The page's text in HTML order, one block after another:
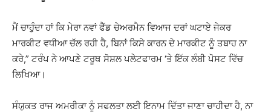
ਮੈਂ ਚਾਹੁੰਦਾ ਹਾਂ ਕਿ ਮੇਰਾ ਨਵਾਂ ਫੈੱਡ ਚੇਅਰਮੈਨ ਵਿਆਜ ਦਰਾਂ ਘਟਾਏ ਜੇਕਰ
ਮਾਰਕੀਟ ਵਧੀਆ ਚੱਲ ਰਹੀ ਹੈ, ਬਿਨਾਂ ਕਿਸੇ ਕਾਰਨ ਦੇ ਮਾਰਕੀਟ ਨੂੰ ਤਬਾਹ ਨਾ
ਕਰੇ,” ਟਰੰਪ ਨੇ ਆਪਣੇ ਟਰੂਥ ਸੋਸ਼ਲ ਪਲੇਟਫਾਰਮ ‘ਤੇ ਇੱਕ ਲੰਬੀ ਪੋਸਟ ਵਿੱਚ
ਲਿਖਿਆ।
ਸੰਯੁਕਤ ਰਾਜ ਅਮਰੀਕਾ ਨੂੰ ਸਫਲਤਾ ਲਈ ਇਨਾਮ ਦਿੱਤਾ ਜਾਣਾ ਚਾਹੀਦਾ ਹੈ, ਨਾ